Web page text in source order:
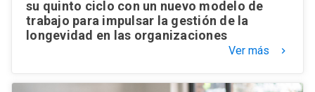
su quinto ciclo con un nuevo modelo de
trabajo para impulsar la gestión de la
longevidad en las organizaciones
Ver más keyboard_arrow_right